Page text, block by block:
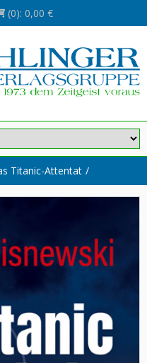
(0): 0,00 €
Titanic-Attentat